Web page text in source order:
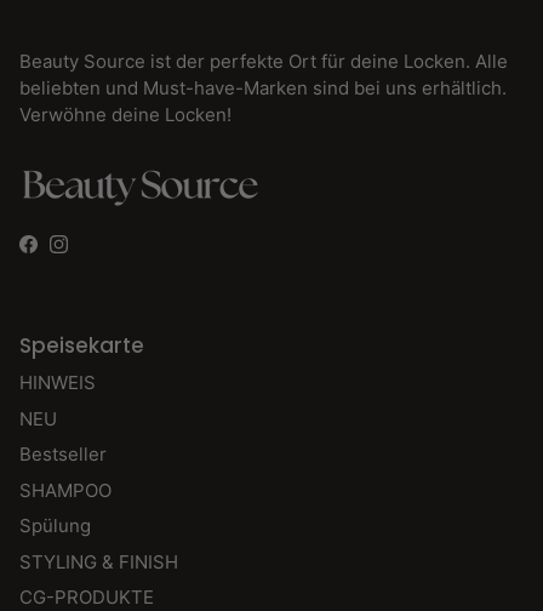
Beauty Source ist der perfekte Ort für deine Locken. Alle
beliebten und Must-have-Marken sind bei uns erhältlich.
Verwöhne deine Locken!
Facebook
Instagram
Speisekarte
HINWEIS
NEU
Bestseller
SHAMPOO
Spülung
STYLING & FINISH
CG-PRODUKTE